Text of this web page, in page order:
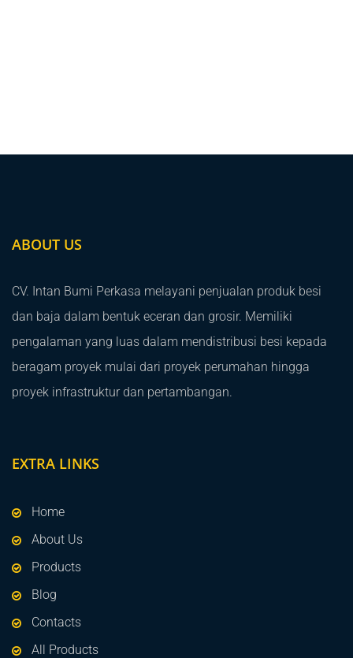
ABOUT US
CV. Intan Bumi Perkasa melayani penjualan produk besi
dan baja dalam bentuk eceran dan grosir. Memiliki
pengalaman yang luas dalam mendistribusi besi kepada
beragam proyek mulai dari proyek perumahan hingga
proyek infrastruktur dan pertambangan.
EXTRA LINKS
Home
About Us
Products
Blog
Contacts
All Products